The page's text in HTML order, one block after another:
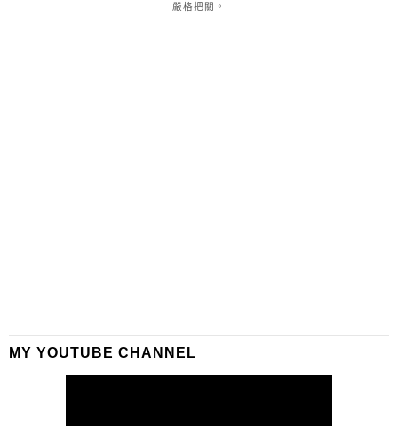
嚴格把關。
MY YOUTUBE CHANNEL